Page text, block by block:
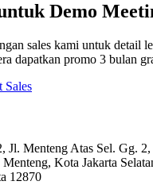
Demo
sales kami untuk detail
dapatkan promo 3 bulan
Sales
Jl. Menteng Atas Sel. Gg.
Kota Jakarta
12870